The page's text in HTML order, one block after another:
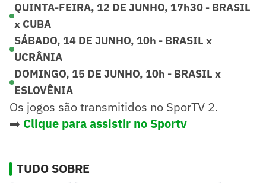
QUINTA-FEIRA, 12 DE JUNHO, 17h30 - BRASIL
x CUBA
SÁBADO, 14 DE JUNHO, 10h - BRASIL x
UCRÂNIA
DOMINGO, 15 DE JUNHO, 10h - BRASIL x
ESLOVÊNIA
Os jogos são transmitidos no SporTV 2.
➡️ Clique para assistir no Sportv
TUDO SOBRE